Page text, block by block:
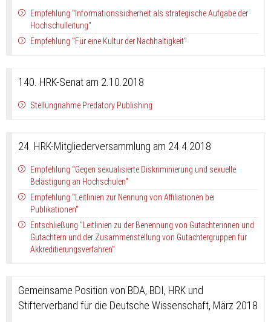
Empfehlung "Informationssicherheit als strategische Aufgabe der
Hochschulleitung"
Empfehlung "Für eine Kultur der Nachhaltigkeit"
140. HRK-Senat am 2.10.2018
Stellungnahme Predatory Publishing
24. HRK-Mitgliederversammlung am 24.4.2018
Empfehlung "Gegen sexualisierte Diskriminierung und sexuelle
Belästigung an Hochschulen"
Empfehlung "Leitlinien zur Nennung von Affiliationen bei
Publikationen"
Entschließung "Leitlinien zu der Benennung von Gutachterinnen und
Gutachtern und der Zusammenstellung von Gutachtergruppen für
Akkreditierungsverfahren"
Gemeinsame Position von BDA, BDI, HRK und
Stifterverband für die Deutsche Wissenschaft, März 2018